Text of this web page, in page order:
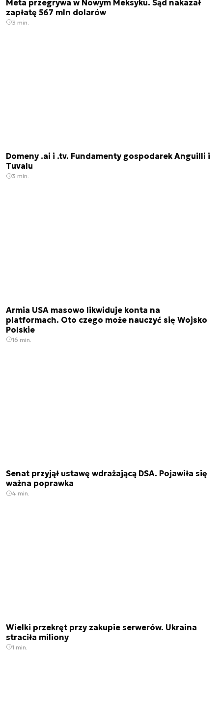
Meta przegrywa w Nowym Meksyku. Sąd nakazał
zapłatę 567 mln dolarów
3 min.
Domeny .ai i .tv. Fundamenty gospodarek Anguilli i
Tuvalu
3 min.
Armia USA masowo likwiduje konta na
platformach. Oto czego może nauczyć się Wojsko
Polskie
16 min.
Senat przyjął ustawę wdrażającą DSA. Pojawiła się
ważna poprawka
4 min.
Wielki przekręt przy zakupie serwerów. Ukraina
straciła miliony
1 min.